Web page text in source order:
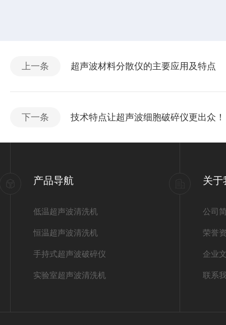
上一条 超声波材料分散仪的主要应用及特点
下一条 技术特点让超声波细胞破碎仪更出众！
产品导航
低温超声波清洗机
恒温超声波清洗机
手持式超声波破碎仪
实验室超声波清洗机
关于
公司
荣誉
企业
联系